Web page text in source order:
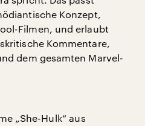
Konzept,
Filmen, und erlaubt
Kommentare,
dem gesamten Marvel-
„She-Hulk“ aus